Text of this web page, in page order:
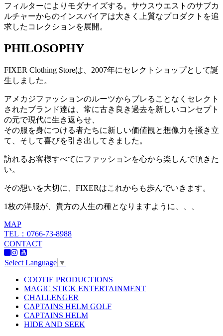
フィルターによりモダナイズする。サウスウエストのサブカ
ルチャーからのインスパイアは大きく上質なプロダクトを追
求したコレクションを展開。
PHILOSOPHY
FIXER Clothing Storeは、2007年にセレクトショップとして誕
生しました。
アメカジファッションのルーツからブレることなくセレクト
されたブランド達は、常に古き良き過去を新しいコンセプト
の元で現代に生き返らせ、
その服を身につける者たちに新しい価値観と想像力を掻き立
て、そして喜びを引き出してきました。
訪れるお客様すべてにファッションを心から楽しんで頂きた
い。
その想いを大切に、FIXERはこれからも歩んでいきます。
1枚の洋服が、貴方の人生の種となりますように、、、
MAP
TEL：0766-73-8988
CONTACT
Select Language ▼
COOTIE PRODUCTIONS
MAGIC STICK ENTERTAINMENT
CHALLENGER
CAPTAINS HELM GOLF
CAPTAINS HELM
HIDE AND SEEK